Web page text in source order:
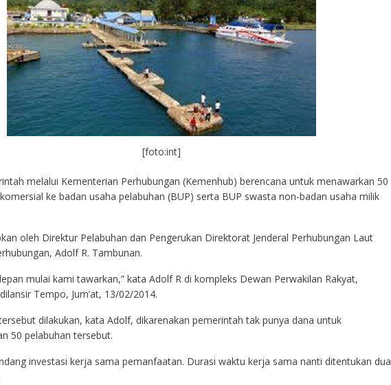
[foto:int]
melalui Kementerian Perhubungan (Kemenhub) berencana untuk menawarkan 50
ke badan usaha pelabuhan (BUP) serta BUP swasta non-badan usaha milik
oleh Direktur Pelabuhan dan Pengerukan Direktorat Jenderal Perhubungan Laut
Adolf R. Tambunan.
mulai kami tawarkan,” kata Adolf R di kompleks Dewan Perwakilan Rakyat,
Tempo, Jum’at, 13/02/2014.
dilakukan, kata Adolf, dikarenakan pemerintah tak punya dana untuk
50 pelabuhan tersebut.
investasi kerja sama pemanfaatan. Durasi waktu kerja sama nanti ditentukan dua